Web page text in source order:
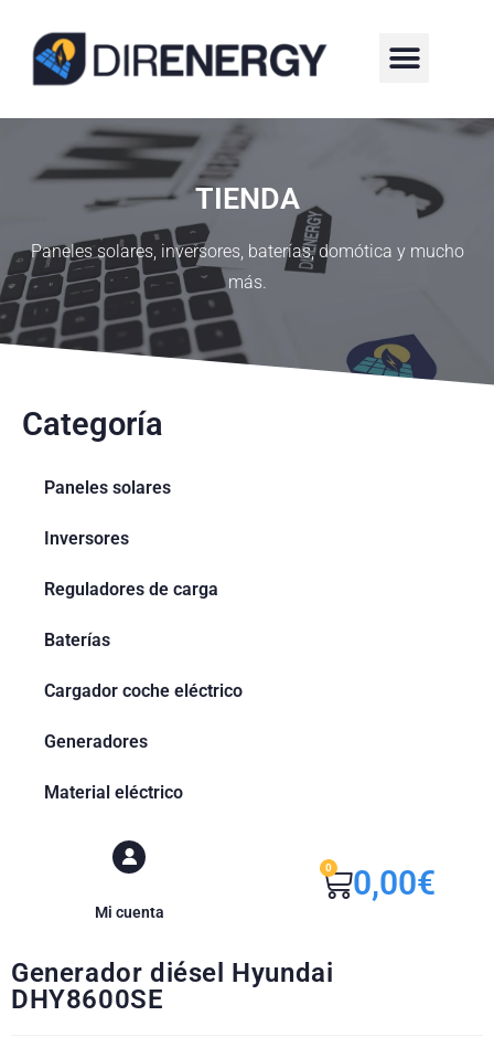
TIENDA
Paneles solares, inversores, baterías, domótica y mucho
más.
Categoría
Paneles solares
Inversores
Reguladores de carga
Baterías
Cargador coche eléctrico
Generadores
Material eléctrico
Mi cuenta
0,00€
0
Generador diésel Hyundai
DHY8600SE